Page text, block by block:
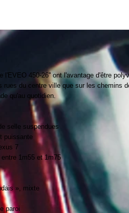
l'EVEO 450-26'' ont l'avantage d'être
rues du centre ville que sur les chemins
qu'au quotidien.
selle suspendues
puissante
7
1m55 et 1m75
», mixte
paroi